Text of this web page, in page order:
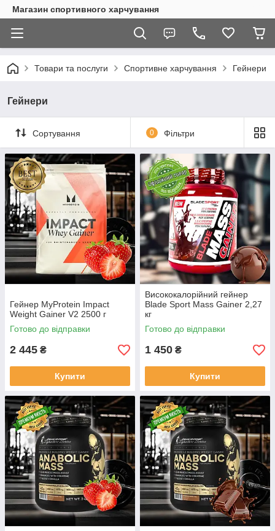
Магазин спортивного харчування
Товари та послуги Спортивне харчування Гейнери
Гейнери
Сортування 0 Фільтри
Гейнер MyProtein Impact
Weight Gainer V2 2500 г
Готово до відправки
2 445 ₴
Купити
Висококалорійний гейнер
Blade Sport Mass Gainer 2,27
кг
Готово до відправки
1 450 ₴
Купити